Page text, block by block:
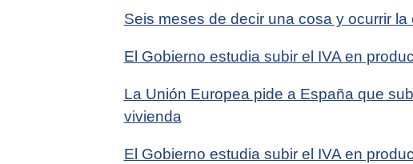
Seis meses de decir una cosa y ocurrir la
El Gobierno estudia subir el IVA en
La Unión Europea pide a España que
vivienda
El Gobierno estudia subir el IVA en